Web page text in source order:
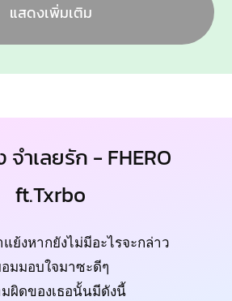
แสดงเพิ่มเติม
จำเลยรัก - FHERO
ft.Txrbo
แย้งหากยังไม่มีอะไรจะกล่าว
อมมอบใจมาซะดีๆ
ผิดของเธอนั้นมีดังนี้